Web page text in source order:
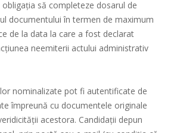
să completeze dosarul de
documentului în termen de maximum
de la data la care a fost declarat
neemiterii actului administrativ
nominalizate pot fi autentificate de
împreună cu documentele originale
acestora. Candidaţii depun